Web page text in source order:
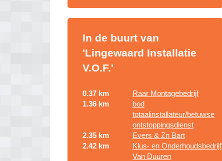
In de buurt van
'Lingewaard Installatie
V.O.F.'
0.37 km
Raar Montagebedrijf
1.36 km
bod
totaalinstallateur/betuwse
ontstoppingsdienst
2.35 km
Evers & Zn Bart
2.42 km
Klus- en Onderhoudsbedrijf
Van Duuren